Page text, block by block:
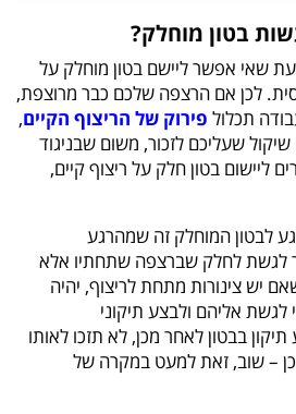
בטון מוחלק?
שאי אפשר ליישם בטון מוחלק על
לכן אם הרצפה שלכם כבר מרוצפת,
תכלול פירוק של הריצוף הקיים,
שעליכם לזכור, משום שבניגוד
ליישום בטון חלק על ריצוף קיים,
לבטון המוחלק זה שמהרגע
לגשת לחלק שברצפה שתחתיו אלא
יש צינורות מתחת לריצוף, יהיה
לגשת אליהם ולבצע תיקוני
בבטון לאחר מכן, לא תזכו לאותו
– שוב, זאת למעט במקרה של